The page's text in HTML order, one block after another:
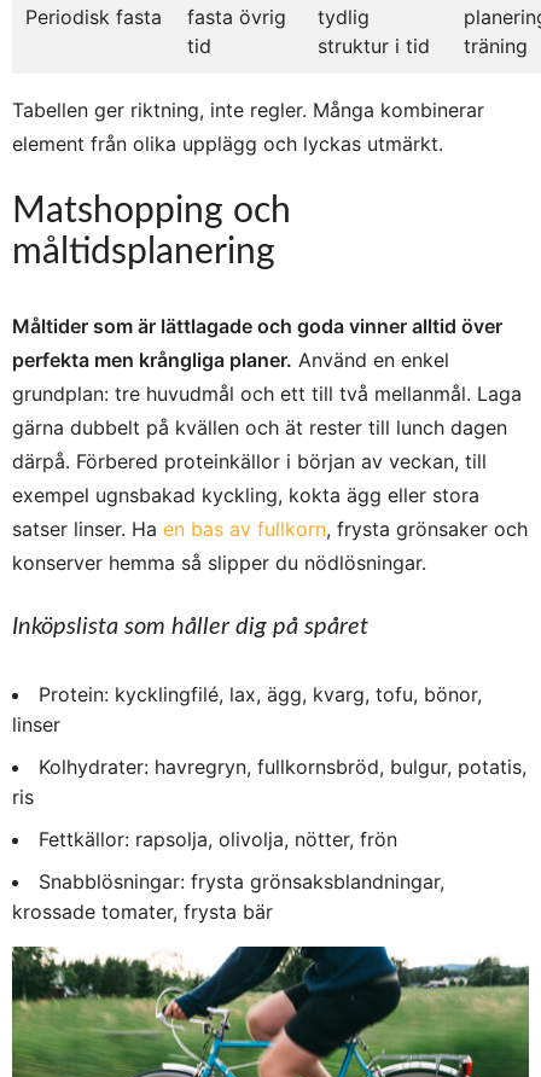
Periodisk fasta
fasta övrig
tid
tydlig
struktur i tid
träning
Tabellen ger riktning, inte regler. Många kombinerar
element från olika upplägg och lyckas utmärkt.
Matshopping och
måltidsplanering
Måltider som är lättlagade och goda vinner alltid över
perfekta men krångliga planer. Använd en enkel
grundplan: tre huvudmål och ett till två mellanmål. Laga
gärna dubbelt på kvällen och ät rester till lunch dagen
därpå. Förbered proteinkällor i början av veckan, till
exempel ugnsbakad kyckling, kokta ägg eller stora
satser linser. Ha en bas av fullkorn, frysta grönsaker och
konserver hemma så slipper du nödlösningar.
Inköpslista som håller dig på spåret
Protein: kycklingfilé, lax, ägg, kvarg, tofu, bönor,
linser
Kolhydrater: havregryn, fullkornsbröd, bulgur, potatis,
ris
Fettkällor: rapsolja, olivolja, nötter, frön
Snabblösningar: frysta grönsaksblandningar,
krossade tomater, frysta bär